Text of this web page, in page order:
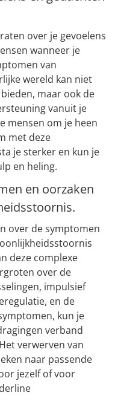
over je gevoelens
wanneer je
van
wereld kan niet
maar ook de
vanuit je
mensen om je heen
met deze
je sterker en kun je
en heling.
en oorzaken
over de symptomen
deze complexe
over de
impulsief
en de
kun je
verband
verwerven van
naar passende
jezelf of voor